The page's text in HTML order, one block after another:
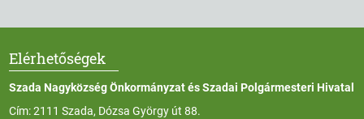
Elérhetőségek
Szada Nagyközség Önkormányzat és Szadai Polgármesteri Hivatal
Cím: 2111 Szada, Dózsa György út 88.